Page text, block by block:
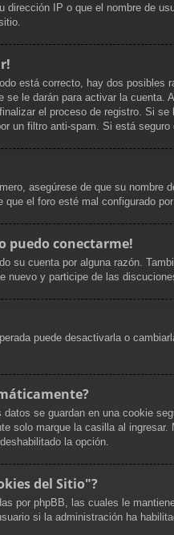
IP o que el nombre de
está correcto, hay dos
se le darán para activar la
el proceso de registro. Si
un filtro anti-spam. Si está
asegúrese de que su
el foro esté mal configurado
puedo conectarme!
su cuenta por alguna razón.
nuevo y participe de las
puede desactivarla o
se guardan en una cookie
solo marque la casilla al
la opción.
del Sitio"?
por phpBB, las cuales le
si la administración ha